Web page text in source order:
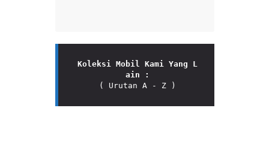
Koleksi Mobil Kami Yang L
ain :
( Urutan A - Z )